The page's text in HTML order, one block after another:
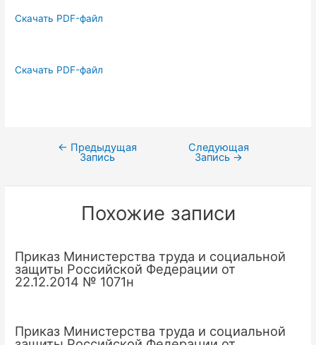
Скачать PDF-файл
Скачать PDF-файл
Навигация
записям
← Предыдущая
Запись
Следующая
Запись →
Похожие записи
Приказ Министерства труда и социальной
защиты Российской Федерации от
22.12.2014 № 1071н
Приказ Министерства труда и социальной